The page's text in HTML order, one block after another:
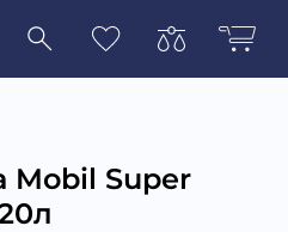
Mobil Super